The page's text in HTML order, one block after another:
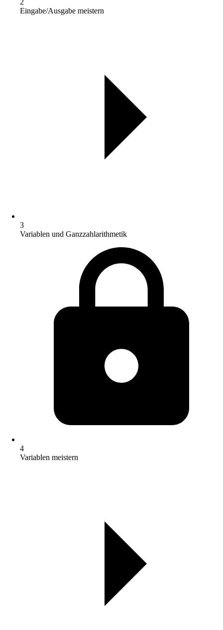
2
Eingabe/Ausgabe meistern
3
Variablen und Ganzzahlarithmetik
4
Variablen meistern